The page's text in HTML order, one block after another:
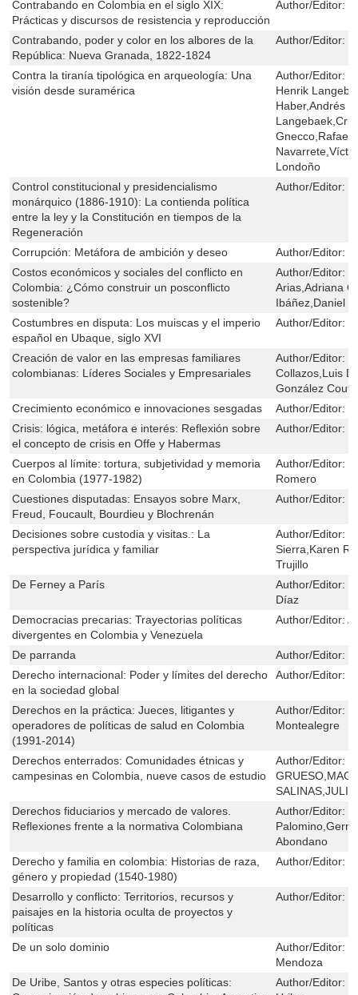
Contrabando en Colombia en el siglo XIX:
Prácticas y discursos de resistencia y reproducción
Author/Editor:
Contrabando, poder y color en los albores de la
República: Nueva Granada, 1822-1824
Author/Editor:
Contra la tiranía tipológica en arqueología: Una
visión desde suramérica
Author/Editor:
Henrik
Haber,Andrés
Gnecco,Rafael
Londoño
Control constitucional y presidencialismo
monárquico (1886-1910): La contienda política
entre la ley y la Constitución en tiempos de la
Regeneración
Author/Editor:
Corrupción: Metáfora de ambición y deseo Author/Editor:
Costos económicos y sociales del conflicto en
Colombia: ¿Cómo construir un posconflicto
sostenible?
Author/Editor:
Arias,Adriana
Ibáñez,Daniel
Costumbres en disputa: Los muiscas y el imperio
español en Ubaque, siglo XVI
Author/Editor:
Creación de valor en las empresas familiares
colombianas: Líderes Sociales y Empresariales
Author/Editor:
Collazos,Luis
González
Crecimiento económico e innovaciones sesgadas
Author/Editor:
Crisis: lógica, metáfora e interés: Reflexión sobre
el concepto de crisis en Offe y Habermas
Author/Editor:
Cuerpos al límite: tortura, subjetividad y memoria
en Colombia (1977-1982)
Author/Editor:
Romero
Cuestiones disputadas: Ensayos sobre Marx,
Freud, Foucault, Bourdieu y Blochrenán
Author/Editor:
Decisiones sobre custodia y visitas.: La
perspectiva jurídica y familiar
Author/Editor:
Sierra,Karen
Trujillo
De Ferney a París
Author/Editor:
Díaz
Democracias precarias: Trayectorias políticas
divergentes en Colombia y Venezuela
Author/Editor:
De parranda Author/Editor:
Derecho internacional: Poder y límites del derecho
en la sociedad global
Author/Editor:
Derechos en la práctica: Jueces, litigantes y
operadores de políticas de salud en Colombia
(1991-2014)
Author/Editor:
Montealegre
Derechos enterrados: Comunidades étnicas y
campesinas en Colombia, nueve casos de estudio
Author/Editor:
Derechos fiduciarios y mercado de valores.
Reflexiones frente a la normativa Colombiana
Author/Editor:
Abondano
Derecho y familia en colombia: Historias de raza,
género y propiedad (1540-1980)
Author/Editor:
Desarrollo y conflicto: Territorios, recursos y
paisajes en la historia oculta de proyectos y
políticas
Author/Editor:
De un solo dominio Author/Editor:
Mendoza
De Uribe, Santos y otras especies políticas:
Author/Editor: